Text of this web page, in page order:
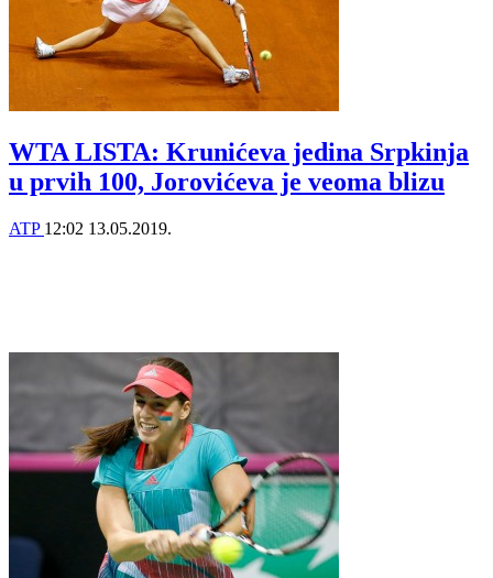
WTA LISTA: Krunićeva jedina Srpkinja
u prvih 100, Jorovićeva je veoma blizu
ATP 12:02 13.05.2019.